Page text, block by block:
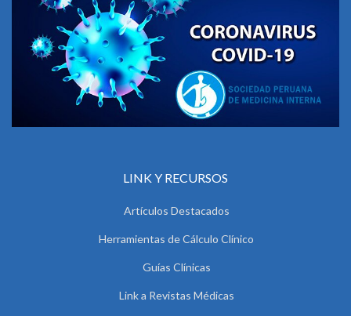
LINK Y RECURSOS
Artículos Destacados
Herramientas de Cálculo Clínico
Guías Clínicas
Link a Revistas Médicas